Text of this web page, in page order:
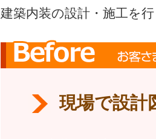
建築内装の設計・施工を行
現場で設計